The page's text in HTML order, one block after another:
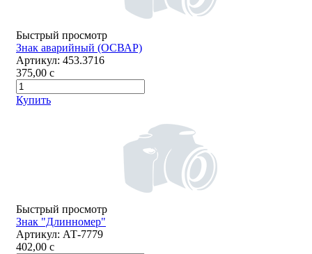
Быстрый просмотр
Знак аварийный (ОСВАР)
Артикул: 453.3716
375,00 c
Купить
Быстрый просмотр
Знак "Длинномер"
Артикул: АТ-7779
402,00 c